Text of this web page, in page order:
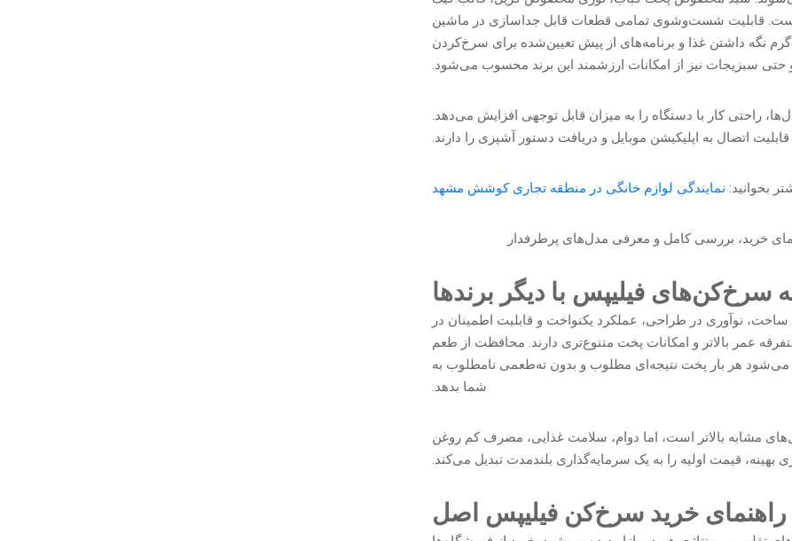
قابلیت شست‌وشوی تمامی قطعات قابل جداسازی در ماشین
نگه داشتن غذا و برنامه‌های از پیش تعیین‌شده برای سرخ‌کردن
سبزیجات نیز از امکانات ارزشمند این برند محسوب می‌شود.
راحتی کار با دستگاه را به میزان قابل توجهی افزایش می‌دهد.
اتصال به اپلیکیشن موبایل و دریافت دستور آشپزی را دارند.
بخوانید: نمایندگی لوازم خانگی در منطقه تجاری کوشش مشهد
سرخ‌کن‌های فیلیپس با دیگر برندها
نوآوری در طراحی، عملکرد یکنواخت و قابلیت اطمینان در
عمر بالاتر و امکانات پخت متنوع‌تری دارند. محافظت از طعم
هر بار پخت نتیجه‌ای مطلوب و بدون ته‌طعمی نامطلوب به
شما بدهد.
مشابه بالاتر است، اما دوام، سلامت غذایی، مصرف کم روغن
بهینه، قیمت اولیه را به یک سرمایه‌گذاری بلندمدت تبدیل می‌کند.
راهنمای خرید سرخ‌کن فیلیپس اصل